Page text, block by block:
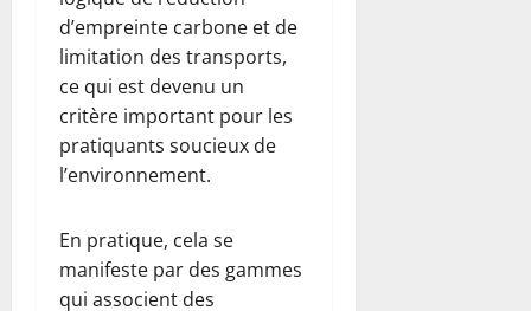
d’empreinte carbone et de
limitation des transports,
ce qui est devenu un
critère important pour les
pratiquants soucieux de
l’environnement.
En pratique, cela se
manifeste par des gammes
qui associent des